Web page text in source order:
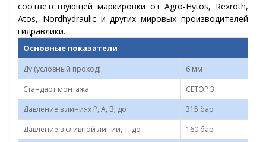
соответствующей маркировки от Agro-Hytos, Rexroth,
Atos, Nordhydraulic и других мировых производителей
гидравлики.
Основные показатели
Ду (условный проход)
6 мм
Стандарт монтажа
CETOP 3
Давление в линиях Р, А, В; до
315 бар
Давление в сливной линии, Т; до
160 бар